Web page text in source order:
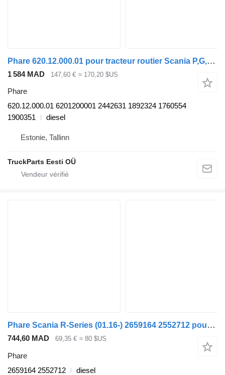
Phare 620.12.000.01 pour tracteur routier Scania P,G,R,T-series (2004-2017)
1 584 MAD 147,60 € ≈ 170,20 $US
Phare
620.12.000.01 6201200001 2442631 1892324 1760554
1900351
diesel
Estonie, Tallinn
TruckParts Eesti OÜ
Phare Scania R-Series (01.16-) 2659164 2552712 pour tracteur routier Scania L,P,G,R,S-series (2016-)
744,60 MAD 69,35 € ≈ 80 $US
Phare
2659164 2552712
diesel